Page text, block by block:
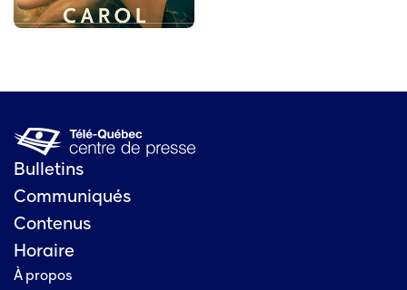
Bulletins
Communiqués
Contenus
Horaire
À propos